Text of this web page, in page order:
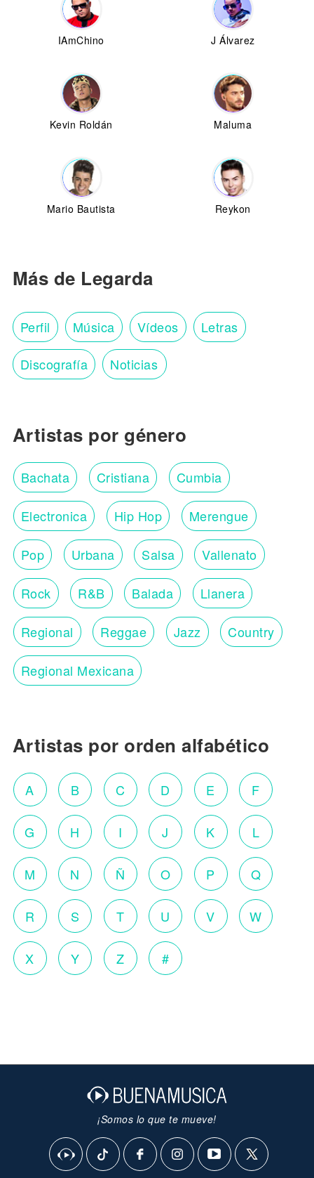
IAmChino J Álvarez
Kevin Roldán Maluma
Mario Bautista Reykon
Más de Legarda
Perfil Música Vídeos Letras
Discografía Noticias
Artistas por género
Bachata Cristiana Cumbia
Electronica Hip Hop Merengue
Pop Urbana Salsa Vallenato
Rock R&B Balada Llanera
Regional Reggae Jazz Country
Regional Mexicana
Artistas por orden alfabético
A B C D E F
G H I J K L
M N Ñ O P Q
R S T U V W
X Y Z #
¡Somos lo que te mueve!